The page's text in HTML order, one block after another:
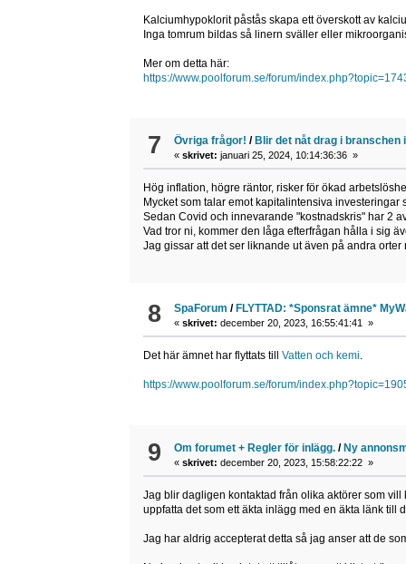
Kalciumhypoklorit påstås skapa ett överskott av
Inga tomrum bildas så linern sväller eller
Mer om detta här:
https://www.poolforum.se/forum/
7 Övriga frågor! / Blir det nåt drag i branschen
«skrivet: januari 25, 2024, 10:14:36:36 »
Hög inflation, högre räntor, risker för ökad
Mycket som talar emot kapitalintensiva investeringar
Sedan Covid och innevarande "kostnadskris" har 2
Vad tror ni, kommer den låga efterfrågan hålla i sig
Jag gissar att det ser liknande ut även på andra orter
8 SpaForum / FLYTTAD: *Sponsrat ämne*
«skrivet: december 20, 2023, 16:55:41:41 »
Det här ämnet har flyttats till Vatten och kemi.
https://www.poolforum.se/forum/
9 Om forumet + Regler för inlägg. / Ny
«skrivet: december 20, 2023, 15:58:22:22 »
Jag blir dagligen kontaktad från olika aktörer som
uppfatta det som ett äkta inlägg med en äkta länk till
Jag har aldrig accepterat detta så jag anser att de